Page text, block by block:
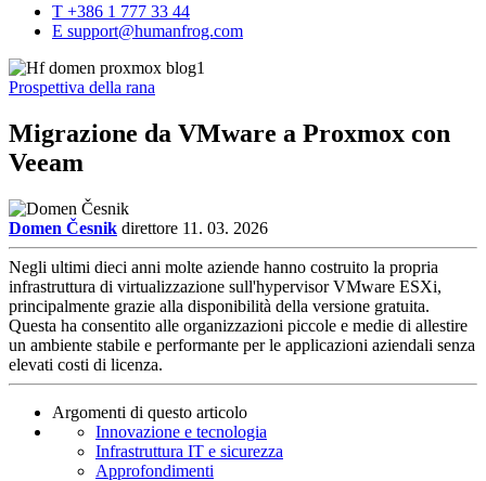
T +386 1 777 33 44
E support@humanfrog.com
Prospettiva della rana
Migrazione da VMware a Proxmox con
Veeam
Domen Česnik direttore 11. 03. 2026
Negli ultimi dieci anni molte aziende hanno costruito la propria
infrastruttura di virtualizzazione sull'hypervisor VMware ESXi,
principalmente grazie alla disponibilità della versione gratuita.
Questa ha consentito alle organizzazioni piccole e medie di allestire
un ambiente stabile e performante per le applicazioni aziendali senza
elevati costi di licenza.
Argomenti di questo articolo
Innovazione e tecnologia
Infrastruttura IT e sicurezza
Approfondimenti